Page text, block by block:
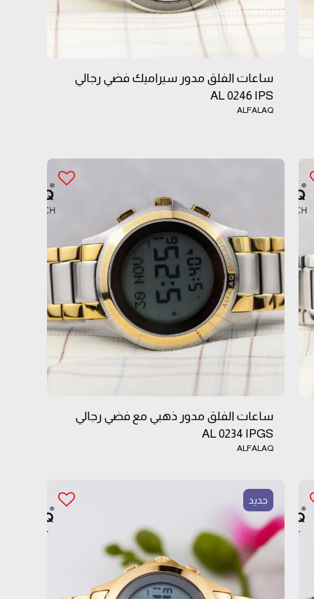
ساعات الفلق مدور سيراميك فضي رجالي
AL 0246 IPS
ALFALAQ
ساعات الفلق مدور ذهبي مع فضي رجالي
AL 0234 IPGS
ALFALAQ
جديد